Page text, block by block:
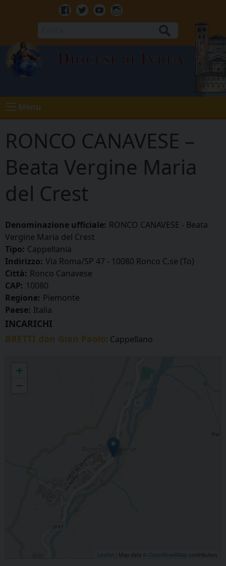
Facebook
TwitterYoutubeInstagram
Diocesi di Ivrea
Menu
RONCO CANAVESE –
Beata Vergine Maria
del Crest
Denominazione ufficiale: RONCO CANAVESE - Beata
Vergine Maria del Crest
Tipo: Cappellania
Indirizzo: Via Roma/SP 47 - 10080 Ronco C.se (To)
Città: Ronco Canavese
CAP: 10080
Regione: Piemonte
Paese: Italia
INCARICHI
BRETTI don Gian Paolo: Cappellano
+
−
Leaflet | Map data © OpenStreetMap contributors